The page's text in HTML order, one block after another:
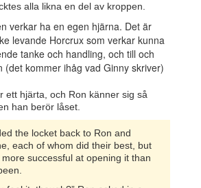
alla likna en del av kroppen.
verkar ha en egen hjärna. Det är
levande Horcrux som verkar kunna
tanke och handling, och till och
(det kommer ihåg vad Ginny skriver)
ett hjärta, och Ron känner sig så
han berör låset.
the locket back to Ron and
each of whom did their best, but
successful at opening it than